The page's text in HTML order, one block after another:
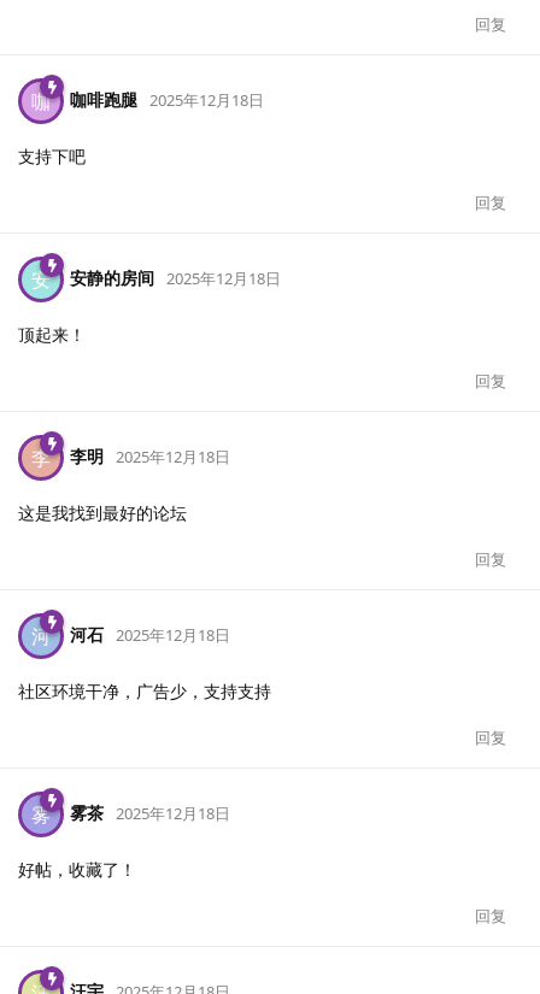
回复
咖 咖啡跑腿 2025年12月18日
支持下吧
回复
安 安静的房间 2025年12月18日
顶起来！
回复
李 李明 2025年12月18日
这是我找到最好的论坛
回复
河 河石 2025年12月18日
社区环境干净，广告少，支持支持
回复
雾 雾茶 2025年12月18日
好帖，收藏了！
回复